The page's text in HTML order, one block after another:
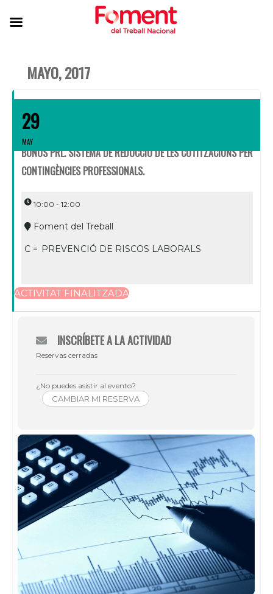
MAYO, 2017
29
MAY
BONUS PRL. SISTEMA DE REDUCCIÓ DE LES COTITZACIONS PER
CONTINGÈNCIES PROFESSIONALS.
10:00 - 12:00
Foment del Treball
C = PREVENCIÓ DE RISCOS LABORALS
ACTIVITAT FINALITZADA
INSCRÍBETE A LA ACTIVIDAD
Reservas cerradas
¿No puedes asistir al evento?
CAMBIAR MI RESERVA